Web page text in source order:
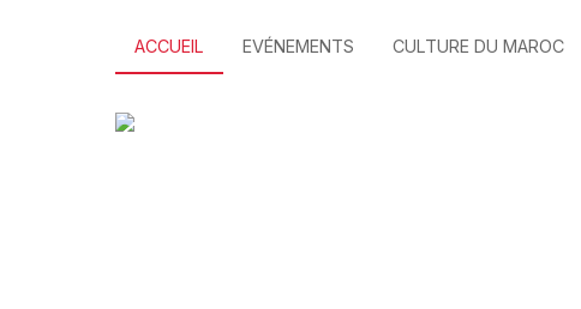
ACCUEIL EVÉNEMENTS CULTURE DU MAROC